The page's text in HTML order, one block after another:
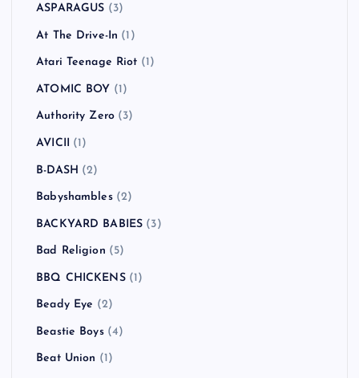
ASPARAGUS (3)
At The Drive-In (1)
Atari Teenage Riot (1)
ATOMIC BOY (1)
Authority Zero (3)
AVICII (1)
B-DASH (2)
Babyshambles(2)
BACKYARD BABIES (3)
Bad Religion (5)
BBQ CHICKENS(1)
Beady Eye (2)
Beastie Boys(4)
Beat Union (1)